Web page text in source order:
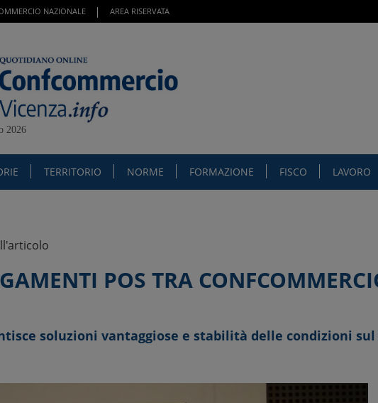
NAZIONALE AREA RISERVATA
2026
TERRITORIO NORME FORMAZIONE FISCO LAVORO
POS TRA
soluzioni vantaggiose e stabilità delle condizioni